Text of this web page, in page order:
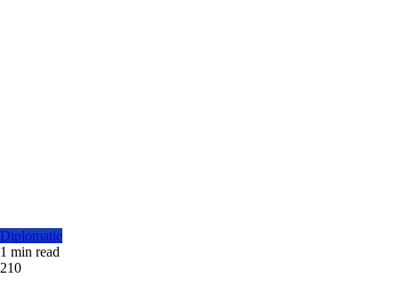
Diplomatie
1 min read
210